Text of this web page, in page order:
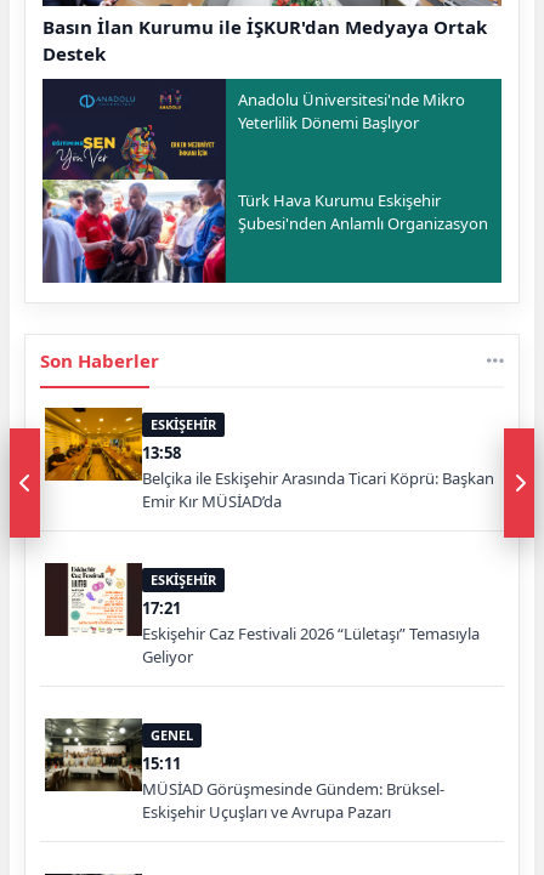
Basın İlan Kurumu ile İŞKUR'dan Medyaya Ortak
Destek
Anadolu Üniversitesi'nde Mikro
Yeterlilik Dönemi Başlıyor
Türk Hava Kurumu Eskişehir
Şubesi'nden Anlamlı Organizasyon
Son Haberler
ESKİŞEHİR
13:58
Belçika ile Eskişehir Arasında Ticari Köprü: Başkan
Emir Kır MÜSİAD’da
ESKİŞEHİR
17:21
Eskişehir Caz Festivali 2026 “Lületaşı” Temasıyla
Geliyor
GENEL
15:11
MÜSİAD Görüşmesinde Gündem: Brüksel-
Eskişehir Uçuşları ve Avrupa Pazarı